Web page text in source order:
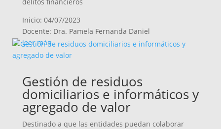
Inicio: 04/07/2023
Docente: Dra. Pamela Fernanda Daniel
leer más
Gestión de residuos
domiciliarios e informáticos y
agregado de valor
Destinado a que las entidades puedan colaborar